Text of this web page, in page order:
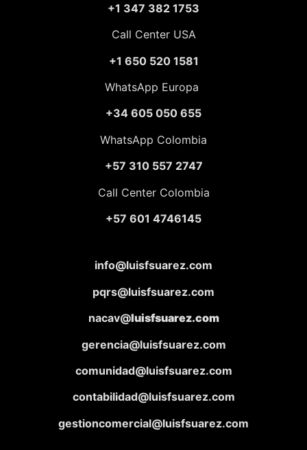
+1 347 382 1753
Call Center USA
+1 650 520 1581
WhatsApp Europa
+34 605 050 655
WhatsApp Colombia
+57 310 557 2747
Call Center Colombia
+57 601 4746145
info@luisfsuarez.com
pqrs@luisfsuarez.com
nacav@luisfsuarez.com
gerencia@luisfsuarez.com
comunidad@luisfsuarez.com
contabilidad@luisfsuarez.com
gestioncomercial@luisfsuarez.com